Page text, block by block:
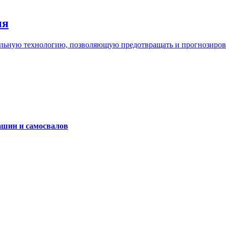
технологию, позволяющую предотвращать и
и самосвалов